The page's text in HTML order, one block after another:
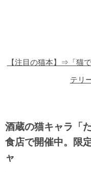
【注目の猫本】⇒「猫
テリ
酒蔵の猫キャラ「
食店で開催中。限
ャ
猫のゲーム・アプリ
猫のフリー写真素材